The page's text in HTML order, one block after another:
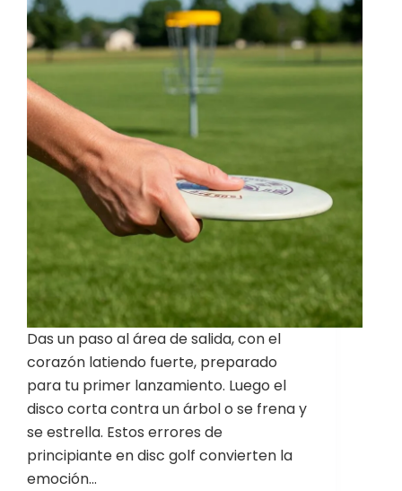
Das un paso al área de salida, con el
corazón latiendo fuerte, preparado
para tu primer lanzamiento. Luego el
disco corta contra un árbol o se frena y
se estrella. Estos errores de
principiante en disc golf convierten la
emoción…